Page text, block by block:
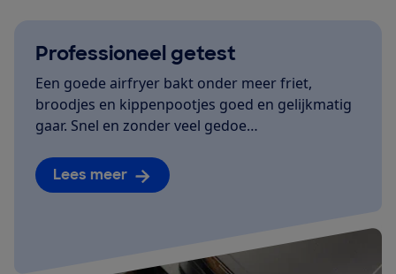
Professioneel getest
Een goede airfryer bakt onder meer friet,
broodjes en kippenpootjes goed en gelijkmatig
gaar. Snel en zonder veel gedoe…
Lees meer